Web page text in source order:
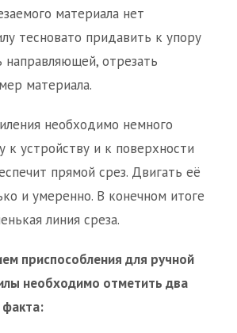
материала нет
тесновато придавить к упору
направляющей, отрезать
материала.
необходимо немного
к устройству и к поверхности
прямой срез. Двигать её
и умеренно. В конечном итоге
линия среза.
приспособления для ручной
необходимо отметить два
факта: